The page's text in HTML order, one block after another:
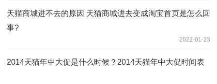
天猫商城进不去的原因 天猫商城进去变成淘宝首页是怎么回
事?
2022-01-23
2014天猫年中大促是什么时候？2014天猫年中大促时间表